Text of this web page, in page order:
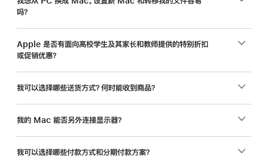
手
新
还
能
省
吗？
Apple 是否有面向高校学生及其家长和教师提供的特别折扣
或促销优惠？
我可以选择哪些送货方式？何时能收到商品？
我的 Mac 能否另外连接显示器？
我可以选择哪些付款方式和分期付款方案？